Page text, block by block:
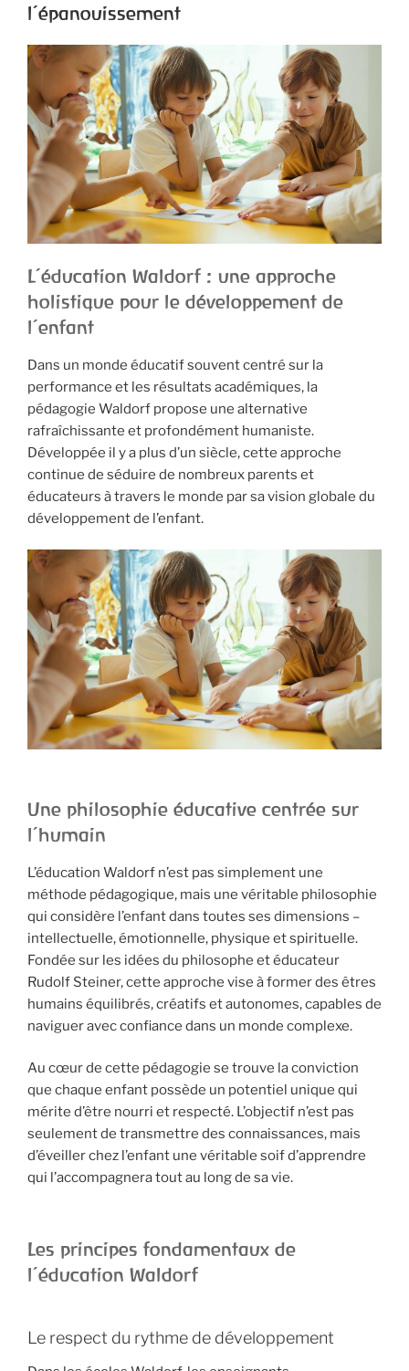
l’épanouissement
L’éducation Waldorf : une approche
holistique pour le développement de
l’enfant
Dans un monde éducatif souvent centré sur la
performance et les résultats académiques, la
pédagogie Waldorf propose une alternative
rafraîchissante et profondément humaniste.
Développée il y a plus d’un siècle, cette approche
continue de séduire de nombreux parents et
éducateurs à travers le monde par sa vision globale du
développement de l’enfant.
Une philosophie éducative centrée sur
l’humain
L’éducation Waldorf n’est pas simplement une
méthode pédagogique, mais une véritable philosophie
qui considère l’enfant dans toutes ses dimensions –
intellectuelle, émotionnelle, physique et spirituelle.
Fondée sur les idées du philosophe et éducateur
Rudolf Steiner, cette approche vise à former des êtres
humains équilibrés, créatifs et autonomes, capables de
naviguer avec confiance dans un monde complexe.
Au cœur de cette pédagogie se trouve la conviction
que chaque enfant possède un potentiel unique qui
mérite d’être nourri et respecté. L’objectif n’est pas
seulement de transmettre des connaissances, mais
d’éveiller chez l’enfant une véritable soif d’apprendre
qui l’accompagnera tout au long de sa vie.
Les principes fondamentaux de
l’éducation Waldorf
Le respect du rythme de développement